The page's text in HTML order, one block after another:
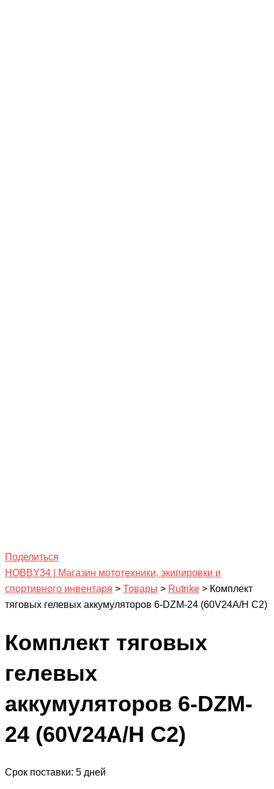
Поделиться
HOBBY34 | Магазин мототехники, экипировки и
спортивного инвентаря > Товары > Rutrike > Комплект
тяговых гелевых аккумуляторов 6-DZM-24 (60V24A/H C2)
Комплект тяговых
гелевых
аккумуляторов 6-DZM-
24 (60V24A/H C2)
Срок поставки: 5 дней